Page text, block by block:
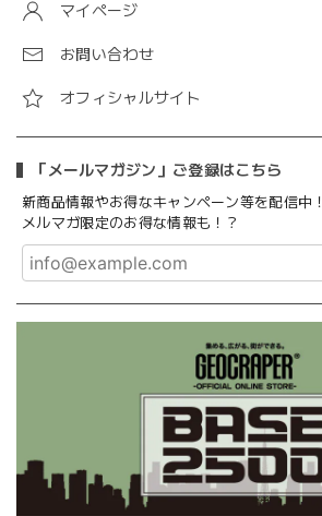
マイページ
お問い合わせ
オフィシャルサイト
「メールマガジン」ご登録はこちら
新商品情報やお得なキャンペーン等を配信中！
メルマガ限定のお得な情報も！？